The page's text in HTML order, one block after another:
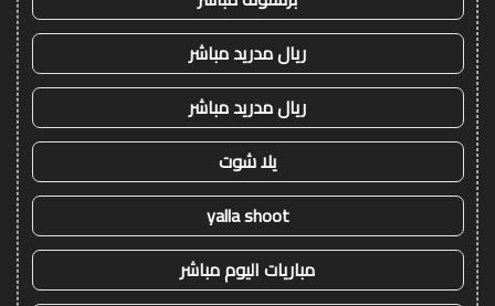
ريال مدريد مباشر
ريال مدريد مباشر
يلا شوت
yalla shoot
مباريات اليوم مباشر